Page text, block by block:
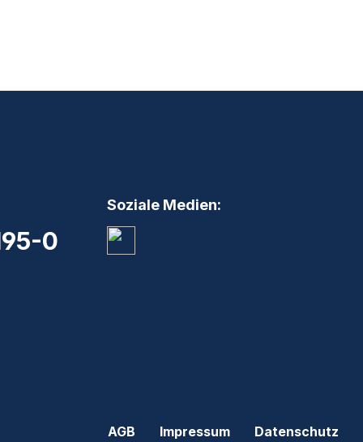
0
Soziale Medien:
AGB Impressum Datenschutz